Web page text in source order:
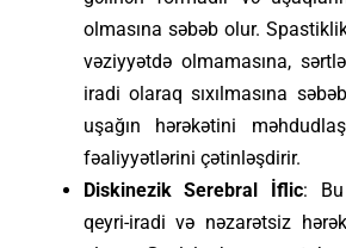
olmasına səbəb olur.
vəziyyətdə olmamasına,
iradi olaraq sıxılmasına
uşağın hərəkətini
fəaliyyətlərini çətinləşdirir.
Diskinezik Serebral İflic:
qeyri-iradi və nəzarətsiz